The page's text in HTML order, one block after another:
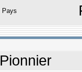
Pays
Pionnier